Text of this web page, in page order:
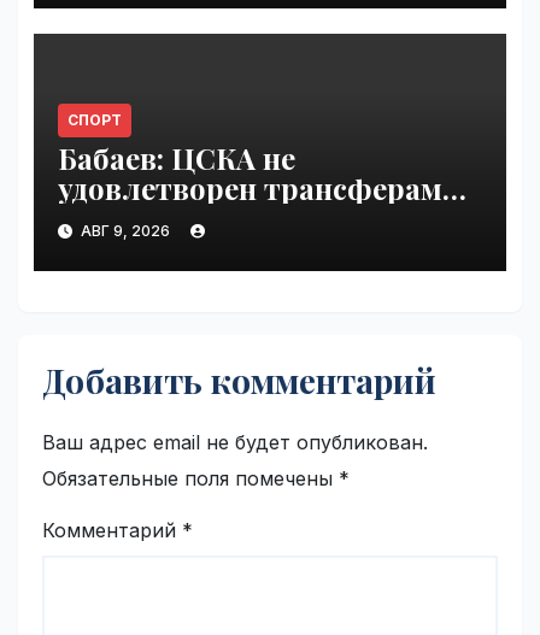
СПОРТ
Бабаев: ЦСКА не
удовлетворен трансферами |
VseTime.ru
АВГ 9, 2026
Добавить комментарий
Ваш адрес email не будет опубликован.
Обязательные поля помечены *
Комментарий *